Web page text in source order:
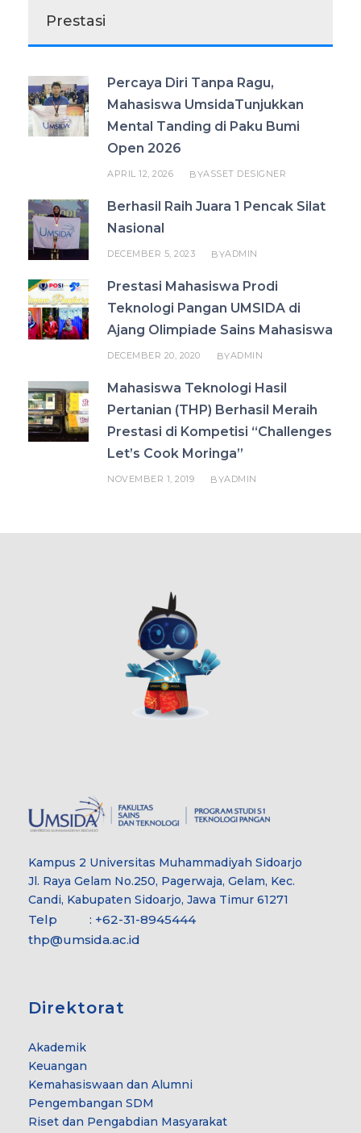
Prestasi
Percaya Diri Tanpa Ragu,
Mahasiswa UmsidaTunjukkan
Mental Tanding di Paku Bumi
Open 2026
APRIL 12, 2026 BYASSET DESIGNER
Berhasil Raih Juara 1 Pencak Silat
Nasional
DECEMBER 5, 2023 BYADMIN
Prestasi Mahasiswa Prodi
Teknologi Pangan UMSIDA di
Ajang Olimpiade Sains Mahasiswa
DECEMBER 20, 2020 BYADMIN
Mahasiswa Teknologi Hasil
Pertanian (THP) Berhasil Meraih
Prestasi di Kompetisi “Challenges
Let’s Cook Moringa”
NOVEMBER 1, 2019 BYADMIN
Kampus 2 Universitas Muhammadiyah Sidoarjo
Jl. Raya Gelam No.250, Pagerwaja, Gelam, Kec.
Candi, Kabupaten Sidoarjo, Jawa Timur 61271
Telp : +62-31-8945444
thp@umsida.ac.id
Direktorat
Akademik
Keuangan
Kemahasiswaan dan Alumni
Pengembangan SDM
Riset dan Pengabdian Masyarakat